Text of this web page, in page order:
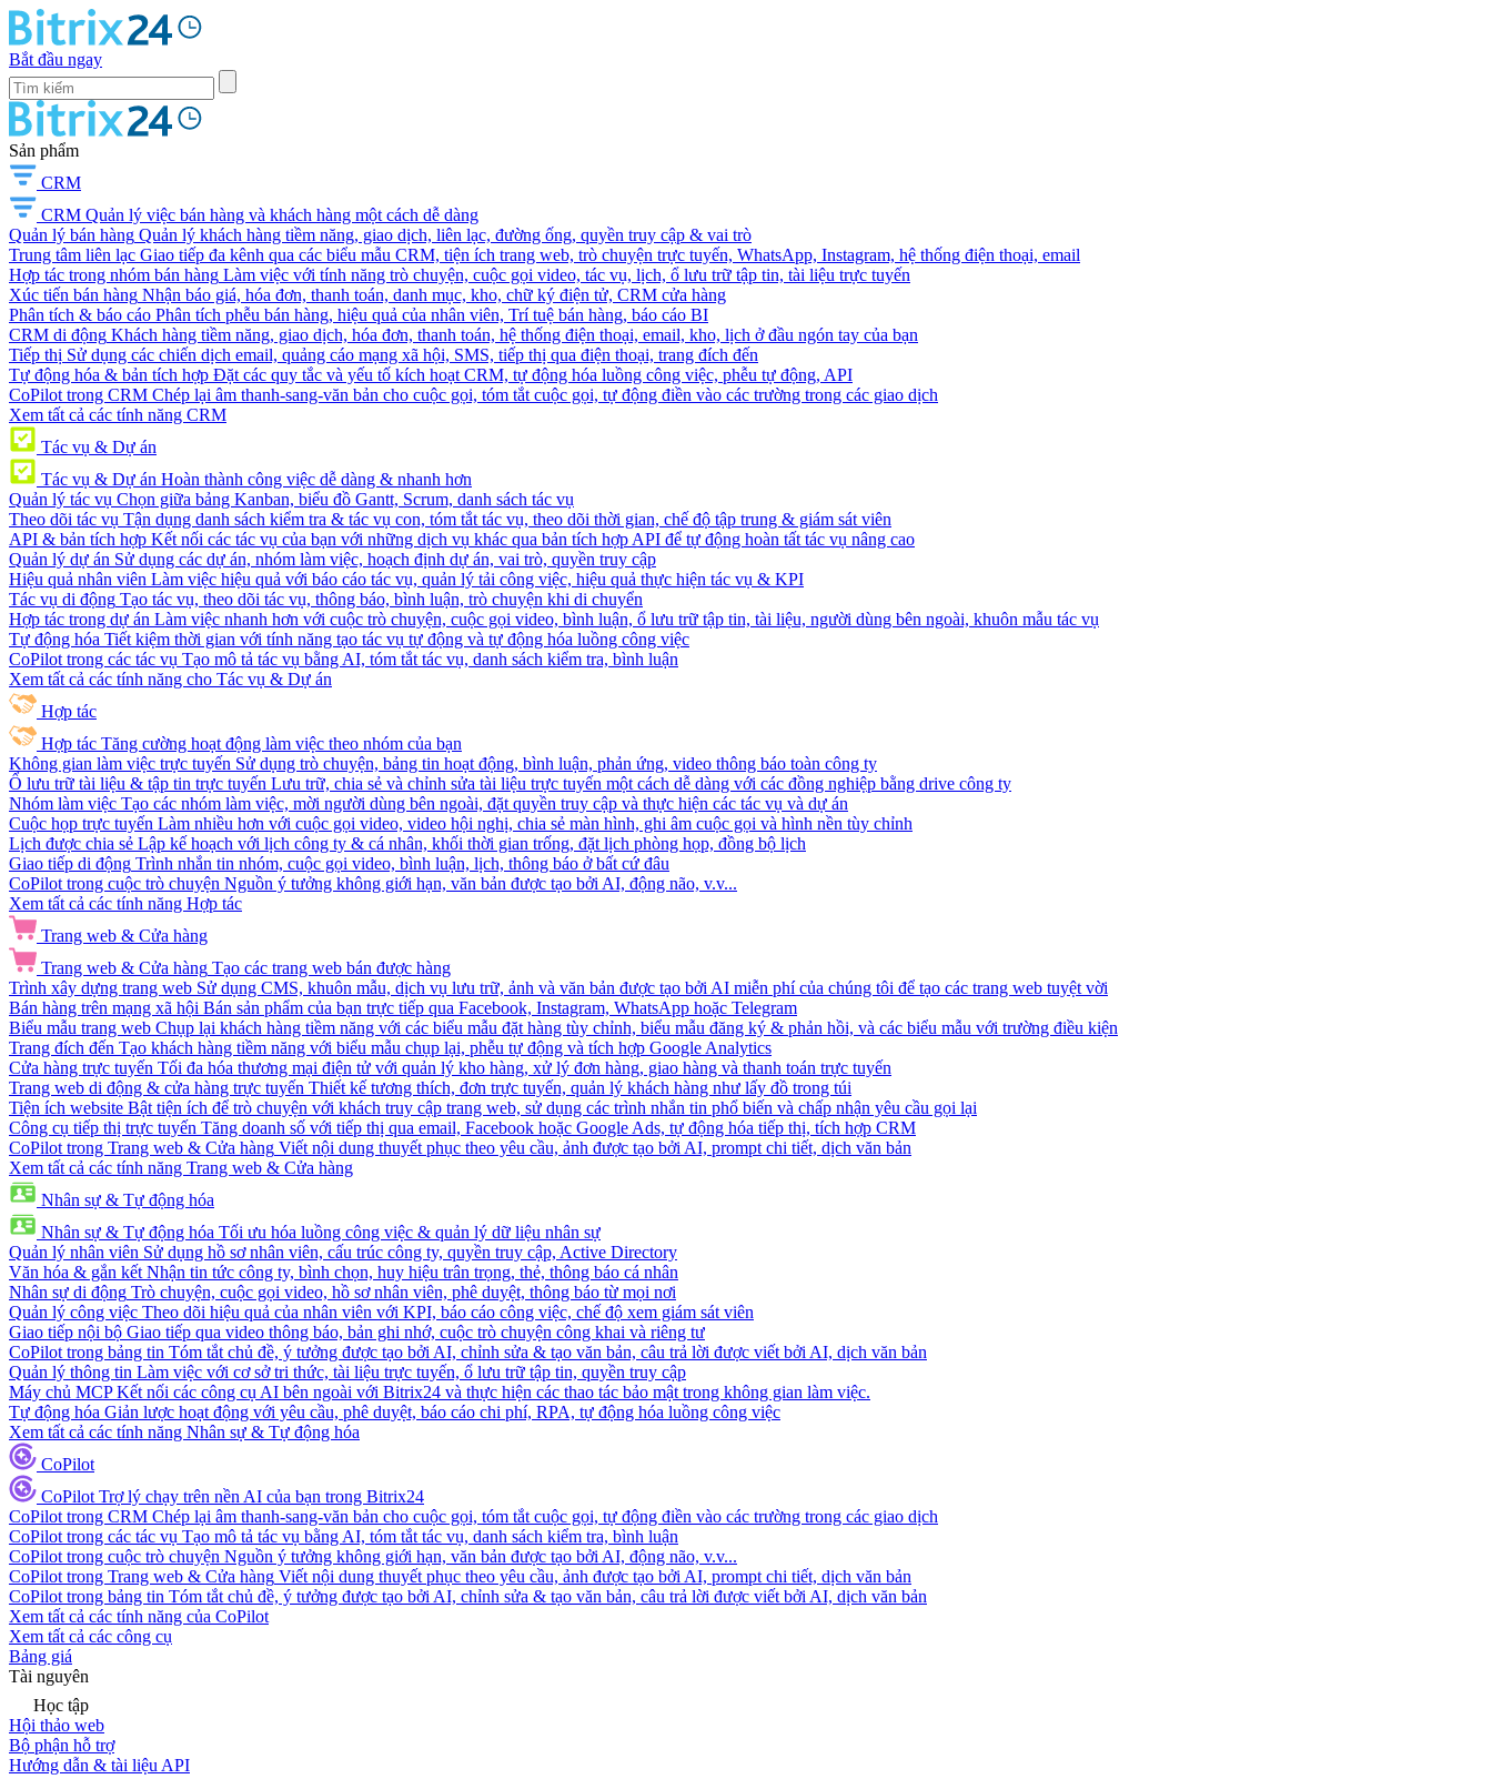
Bắt đầu ngay
Sản phẩm
CRM
CRM Quản lý việc bán hàng và khách hàng một cách dễ dàng
Quản lý bán hàng Quản lý khách hàng tiềm năng, giao dịch, liên lạc, đường ống, quyền truy cập & vai trò
Trung tâm liên lạc Giao tiếp đa kênh qua các biểu mẫu CRM, tiện ích trang web, trò chuyện trực tuyến, WhatsApp, Instagram, hệ thống điện thoại, email
Hợp tác trong nhóm bán hàng Làm việc với tính năng trò chuyện, cuộc gọi video, tác vụ, lịch, ổ lưu trữ tập tin, tài liệu trực tuyến
Xúc tiến bán hàng Nhận báo giá, hóa đơn, thanh toán, danh mục, kho, chữ ký điện tử, CRM cửa hàng
Phân tích & báo cáo Phân tích phễu bán hàng, hiệu quả của nhân viên, Trí tuệ bán hàng, báo cáo BI
CRM di động Khách hàng tiềm năng, giao dịch, hóa đơn, thanh toán, hệ thống điện thoại, email, kho, lịch ở đầu ngón tay của bạn
Tiếp thị Sử dụng các chiến dịch email, quảng cáo mạng xã hội, SMS, tiếp thị qua điện thoại, trang đích đến
Tự động hóa & bản tích hợp Đặt các quy tắc và yếu tố kích hoạt CRM, tự động hóa luồng công việc, phễu tự động, API
CoPilot trong CRM Chép lại âm thanh-sang-văn bản cho cuộc gọi, tóm tắt cuộc gọi, tự động điền vào các trường trong các giao dịch
Xem tất cả các tính năng CRM
Tác vụ & Dự án
Tác vụ & Dự án Hoàn thành công việc dễ dàng & nhanh hơn
Quản lý tác vụ Chọn giữa bảng Kanban, biểu đồ Gantt, Scrum, danh sách tác vụ
Theo dõi tác vụ Tận dụng danh sách kiểm tra & tác vụ con, tóm tắt tác vụ, theo dõi thời gian, chế độ tập trung & giám sát viên
API & bản tích hợp Kết nối các tác vụ của bạn với những dịch vụ khác qua bản tích hợp API để tự động hoàn tất tác vụ nâng cao
Quản lý dự án Sử dụng các dự án, nhóm làm việc, hoạch định dự án, vai trò, quyền truy cập
Hiệu quả nhân viên Làm việc hiệu quả với báo cáo tác vụ, quản lý tải công việc, hiệu quả thực hiện tác vụ & KPI
Tác vụ di động Tạo tác vụ, theo dõi tác vụ, thông báo, bình luận, trò chuyện khi di chuyển
Hợp tác trong dự án Làm việc nhanh hơn với cuộc trò chuyện, cuộc gọi video, bình luận, ổ lưu trữ tập tin, tài liệu, người dùng bên ngoài, khuôn mẫu tác vụ
Tự động hóa Tiết kiệm thời gian với tính năng tạo tác vụ tự động và tự động hóa luồng công việc
CoPilot trong các tác vụ Tạo mô tả tác vụ bằng AI, tóm tắt tác vụ, danh sách kiểm tra, bình luận
Xem tất cả các tính năng cho Tác vụ & Dự án
Hợp tác
Hợp tác Tăng cường hoạt động làm việc theo nhóm của bạn
Không gian làm việc trực tuyến Sử dụng trò chuyện, bảng tin hoạt động, bình luận, phản ứng, video thông báo toàn công ty
Ổ lưu trữ tài liệu & tập tin trực tuyến Lưu trữ, chia sẻ và chỉnh sửa tài liệu trực tuyến một cách dễ dàng với các đồng nghiệp bằng drive công ty
Nhóm làm việc Tạo các nhóm làm việc, mời người dùng bên ngoài, đặt quyền truy cập và thực hiện các tác vụ và dự án
Cuộc họp trực tuyến Làm nhiều hơn với cuộc gọi video, video hội nghị, chia sẻ màn hình, ghi âm cuộc gọi và hình nền tùy chỉnh
Lịch được chia sẻ Lập kế hoạch với lịch công ty & cá nhân, khối thời gian trống, đặt lịch phòng họp, đồng bộ lịch
Giao tiếp di động Trình nhắn tin nhóm, cuộc gọi video, bình luận, lịch, thông báo ở bất cứ đâu
CoPilot trong cuộc trò chuyện Nguồn ý tưởng không giới hạn, văn bản được tạo bởi AI, động não, v.v...
Xem tất cả các tính năng Hợp tác
Trang web & Cửa hàng
Trang web & Cửa hàng Tạo các trang web bán được hàng
Trình xây dựng trang web Sử dụng CMS, khuôn mẫu, dịch vụ lưu trữ, ảnh và văn bản được tạo bởi AI miễn phí của chúng tôi để tạo các trang web tuyệt vời
Bán hàng trên mạng xã hội Bán sản phẩm của bạn trực tiếp qua Facebook, Instagram, WhatsApp hoặc Telegram
Biểu mẫu trang web Chụp lại khách hàng tiềm năng với các biểu mẫu đặt hàng tùy chỉnh, biểu mẫu đăng ký & phản hồi, và các biểu mẫu với trường điều kiện
Trang đích đến Tạo khách hàng tiềm năng với biểu mẫu chụp lại, phễu tự động và tích hợp Google Analytics
Cửa hàng trực tuyến Tối đa hóa thương mại điện tử với quản lý kho hàng, xử lý đơn hàng, giao hàng và thanh toán trực tuyến
Trang web di động & cửa hàng trực tuyến Thiết kế tương thích, đơn trực tuyến, quản lý khách hàng như lấy đồ trong túi
Tiện ích website Bật tiện ích để trò chuyện với khách truy cập trang web, sử dụng các trình nhắn tin phổ biến và chấp nhận yêu cầu gọi lại
Công cụ tiếp thị trực tuyến Tăng doanh số với tiếp thị qua email, Facebook hoặc Google Ads, tự động hóa tiếp thị, tích hợp CRM
CoPilot trong Trang web & Cửa hàng Viết nội dung thuyết phục theo yêu cầu, ảnh được tạo bởi AI, prompt chi tiết, dịch văn bản
Xem tất cả các tính năng Trang web & Cửa hàng
Nhân sự & Tự động hóa
Nhân sự & Tự động hóa Tối ưu hóa luồng công việc & quản lý dữ liệu nhân sự
Quản lý nhân viên Sử dụng hồ sơ nhân viên, cấu trúc công ty, quyền truy cập, Active Directory
Văn hóa & gắn kết Nhận tin tức công ty, bình chọn, huy hiệu trân trọng, thẻ, thông báo cá nhân
Nhân sự di động Trò chuyện, cuộc gọi video, hồ sơ nhân viên, phê duyệt, thông báo từ mọi nơi
Quản lý công việc Theo dõi hiệu quả của nhân viên với KPI, báo cáo công việc, chế độ xem giám sát viên
Giao tiếp nội bộ Giao tiếp qua video thông báo, bản ghi nhớ, cuộc trò chuyện công khai và riêng tư
CoPilot trong bảng tin Tóm tắt chủ đề, ý tưởng được tạo bởi AI, chỉnh sửa & tạo văn bản, câu trả lời được viết bởi AI, dịch văn bản
Quản lý thông tin Làm việc với cơ sở tri thức, tài liệu trực tuyến, ổ lưu trữ tập tin, quyền truy cập
Máy chủ MCP Kết nối các công cụ AI bên ngoài với Bitrix24 và thực hiện các thao tác bảo mật trong không gian làm việc.
Tự động hóa Giản lược hoạt động với yêu cầu, phê duyệt, báo cáo chi phí, RPA, tự động hóa luồng công việc
Xem tất cả các tính năng Nhân sự & Tự động hóa
CoPilot
CoPilot Trợ lý chạy trên nền AI của bạn trong Bitrix24
CoPilot trong CRM Chép lại âm thanh-sang-văn bản cho cuộc gọi, tóm tắt cuộc gọi, tự động điền vào các trường trong các giao dịch
CoPilot trong các tác vụ Tạo mô tả tác vụ bằng AI, tóm tắt tác vụ, danh sách kiểm tra, bình luận
CoPilot trong cuộc trò chuyện Nguồn ý tưởng không giới hạn, văn bản được tạo bởi AI, động não, v.v...
CoPilot trong Trang web & Cửa hàng Viết nội dung thuyết phục theo yêu cầu, ảnh được tạo bởi AI, prompt chi tiết, dịch văn bản
CoPilot trong bảng tin Tóm tắt chủ đề, ý tưởng được tạo bởi AI, chỉnh sửa & tạo văn bản, câu trả lời được viết bởi AI, dịch văn bản
Xem tất cả các tính năng của CoPilot
Xem tất cả các công cụ
Bảng giá
Tài nguyên
Học tập
Hội thảo web
Bộ phận hỗ trợ
Hướng dẫn & tài liệu API